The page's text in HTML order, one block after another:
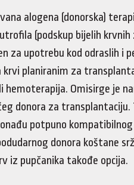
alogena (donorska)
(podskup bijelih
za upotrebu kod odraslih i
planiranim za
hemoterapija. Omisirge je
donora za transplantaciju.
potpuno
donora koštane
iz pupčanika takođe opcija.